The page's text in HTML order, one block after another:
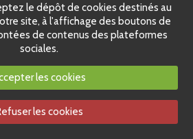
le dépôt de cookies destinés au
site, à l'affichage des boutons de
de contenus des plateformes
sociales.
les cookies
les cookies